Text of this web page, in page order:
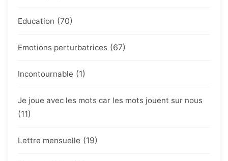
Education (70)
Emotions perturbatrices (67)
Incontournable (1)
Je joue avec les mots car les mots jouent sur nous
(11)
Lettre mensuelle (19)